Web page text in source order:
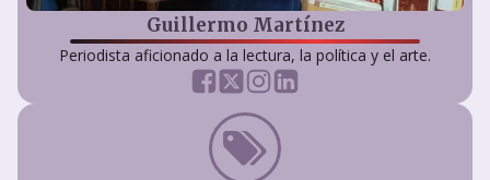
Guillermo Martínez
Periodista aficionado a la lectura, la política y el arte.